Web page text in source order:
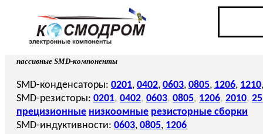
пассивные SMD-компоненты
SMD-конденсаторы: 0201, 0402, 0603, 0805, 1206, 1210,
SMD-резисторы: 0201, 0402, 0603, 0805, 1206, 2010,
прецизионные низкоомные резисторные сборки
SMD-индуктивности: 0603, 0805, 1206